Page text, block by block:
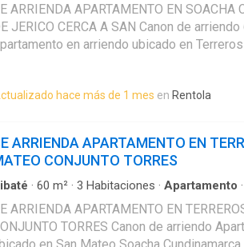
ARRIENDA APARTAMENTO EN SOACHA
JERICO CERCA A SAN Canon de
en arriendo ubicado en
espacios comodos. Cuenta con area de 58
2 banos, sala comedor, cocina
lavanderia, calentador de agua y closets. Un
comunal. SE ARRIENDA
CONJUNTO OASIS DE JERICO
hace más de 1 mes en Rentola
ARRIENDA APARTAMENTO EN
CONJUNTO TORRES
· 60 m² · 3 Habitaciones · Apartamento ·
ARRIENDA APARTAMENTO EN
TORRES Canon de arriendo
en San Mateo Soacha